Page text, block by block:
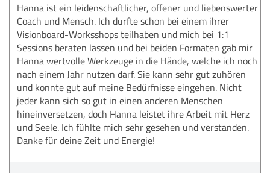
Hanna ist ein leidenschaftlicher, offener und liebenswerter
Coach und Mensch. Ich durfte schon bei einem ihrer
Visionboard-Worksshops teilhaben und mich bei 1:1
Sessions beraten lassen und bei beiden Formaten gab mir
Hanna wertvolle Werkzeuge in die Hände, welche ich noch
nach einem Jahr nutzen darf. Sie kann sehr gut zuhören
und konnte gut auf meine Bedürfnisse eingehen. Nicht
jeder kann sich so gut in einen anderen Menschen
hineinversetzen, doch Hanna leistet ihre Arbeit mit Herz
und Seele. Ich fühlte mich sehr gesehen und verstanden.
Danke für deine Zeit und Energie!